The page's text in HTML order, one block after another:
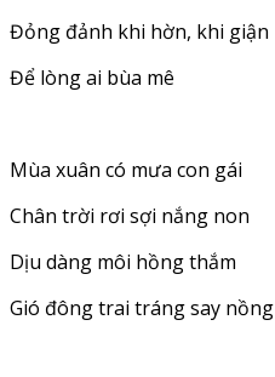
Đỏng đảnh khi hờn, khi giận
Để lòng ai bùa mê
Mùa xuân có mưa con gái
Chân trời rơi sợi nắng non
Dịu dàng môi hồng thắm
Gió đông trai tráng say nồng